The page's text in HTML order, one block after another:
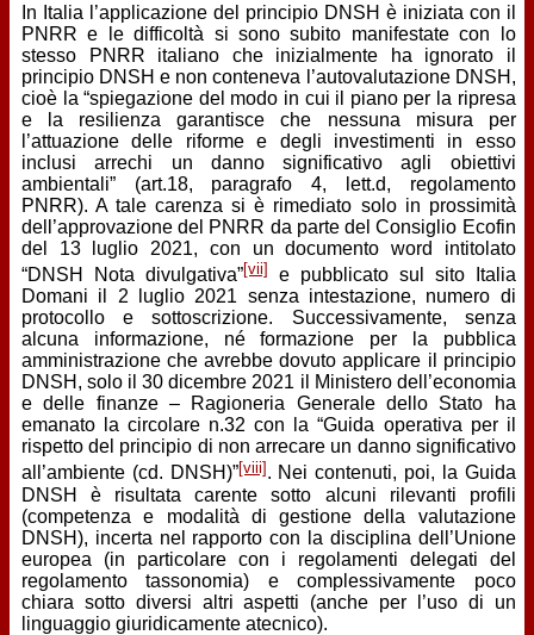
In Italia l’applicazione del principio DNSH è iniziata con il
PNRR e le difficoltà si sono subito manifestate con lo
stesso PNRR italiano che inizialmente ha ignorato il
principio DNSH e non conteneva l’autovalutazione DNSH,
cioè la “spiegazione del modo in cui il piano per la ripresa
e la resilienza garantisce che nessuna misura per
l’attuazione delle riforme e degli investimenti in esso
inclusi arrechi un danno significativo agli obiettivi
ambientali” (art.18, paragrafo 4, lett.d, regolamento
PNRR). A tale carenza si è rimediato solo in prossimità
dell’approvazione del PNRR da parte del Consiglio Ecofin
del 13 luglio 2021, con un documento word intitolato
“DNSH Nota divulgativa”[vii]
e pubblicato sul sito Italia
Domani il 2 luglio 2021 senza intestazione, numero di
protocollo e sottoscrizione. Successivamente, senza
alcuna informazione, né formazione per la pubblica
amministrazione che avrebbe dovuto applicare il principio
DNSH, solo il 30 dicembre 2021 il Ministero dell’economia
e delle finanze – Ragioneria Generale dello Stato ha
emanato la circolare n.32 con la “Guida operativa per il
rispetto del principio di non arrecare un danno significativo
all’ambiente (cd. DNSH)”[viii]. Nei contenuti, poi, la Guida
DNSH è risultata carente sotto alcuni rilevanti profili
(competenza e modalità di gestione della valutazione
DNSH), incerta nel rapporto con la disciplina dell’Unione
europea (in particolare con i regolamenti delegati del
regolamento tassonomia) e complessivamente poco
chiara sotto diversi altri aspetti (anche per l’uso di un
linguaggio giuridicamente atecnico).